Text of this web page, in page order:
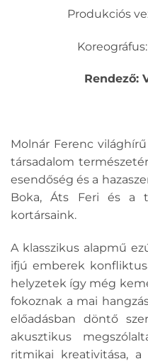
Produkciós
Koreográfus:
Rendező:
Molnár Ferenc
társadalom
esendőség és a
Boka, Áts Feri és a
kortársaink.
A klasszikus alapmű
ifjú emberek
helyzetek így még
fokoznak a mai
előadásban döntő
akusztikus
ritmikai kreativitása, a